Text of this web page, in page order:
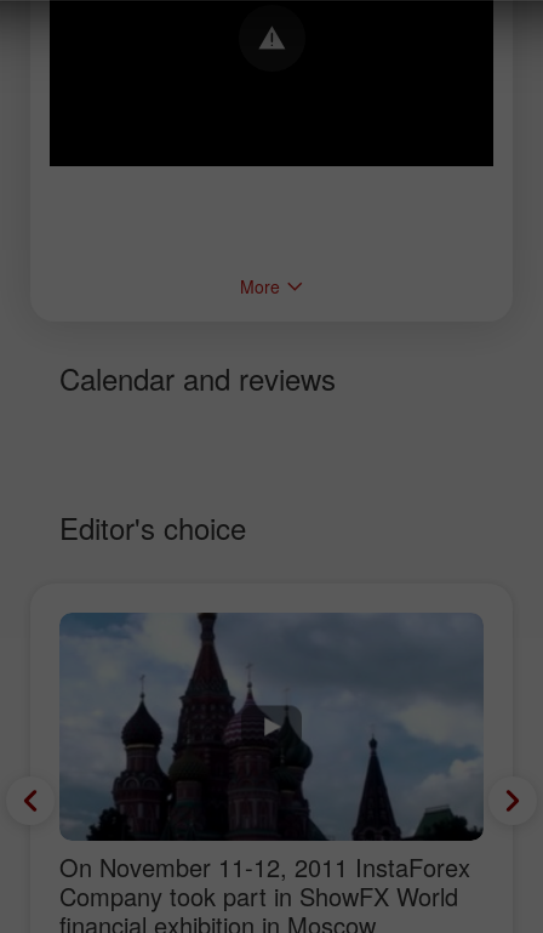
More
Calendar and reviews
Editor's choice
On November 11-12, 2011 InstaForex
Company took part in ShowFX World
financial exhibition in Moscow